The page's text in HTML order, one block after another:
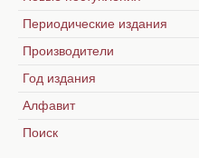
Периодические издания
Производители
Год издания
Алфавит
Поиск